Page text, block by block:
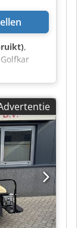
,
Golfkar
Video kan
Van
en
tegen
Voor
vooraf
Wert